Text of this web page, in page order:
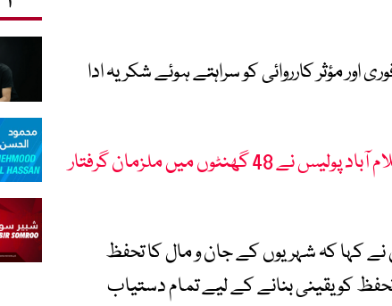
اور مؤثر کارروائی کو سراہتے ہوئے شکریہ ادا
گھریلو ناچاقی پر 2خواتین کا قتل، اسلام آباد پولیس نے 48 گھنٹوں میں ملزمان گرفتار
نے کہا کہ شہریوں کے جان و مال کا تحفظ
کو یقینی بنانے کے لیے تمام دستیاب